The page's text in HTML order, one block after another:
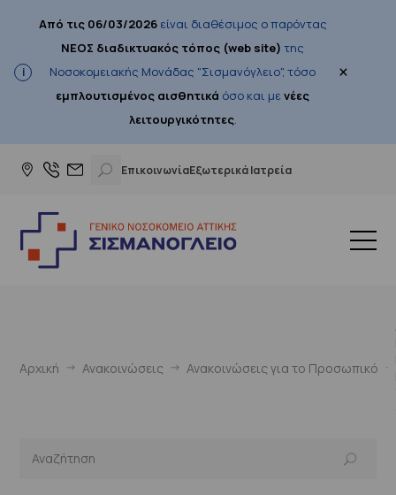
Από τις 06/03/2026είναι διαθέσιμος ο παρόντας
ΝΕΟΣ διαδικτυακός τόπος (web site) της
Νοσοκομειακής Μονάδας "Σισμανόγλειο", τόσο
εμπλουτισμένος αισθητικά όσο και μενέες
λειτουργικότητες.
×
ΕπικοινωνίαΕξωτερικά Ιατρεία
Αρχική Ανακοινώσεις Ανακοινώσεις για το Προσωπικό